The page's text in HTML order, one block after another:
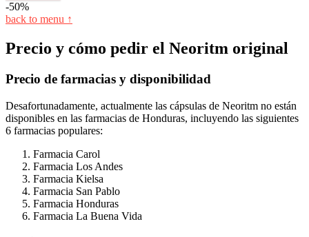
-50%
back to menu ↑
Precio y cómo pedir el Neoritm original
Precio de farmacias y disponibilidad
Desafortunadamente, actualmente las cápsulas de Neoritm no están
disponibles en las farmacias de Honduras, incluyendo las siguientes
6 farmacias populares:
Farmacia Carol
Farmacia Los Andes
Farmacia Kielsa
Farmacia San Pablo
Farmacia Honduras
Farmacia La Buena Vida